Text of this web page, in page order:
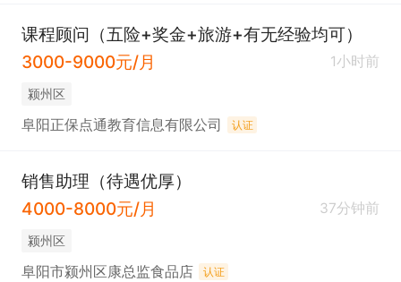
课程顾问（五险+奖金+旅游+有无经验均可）
3000-9000元/月
1小时前
颍州区
阜阳正保点通教育信息有限公司 认证
销售助理（待遇优厚）
4000-8000元/月
37分钟前
颍州区
阜阳市颍州区康总监食品店 认证